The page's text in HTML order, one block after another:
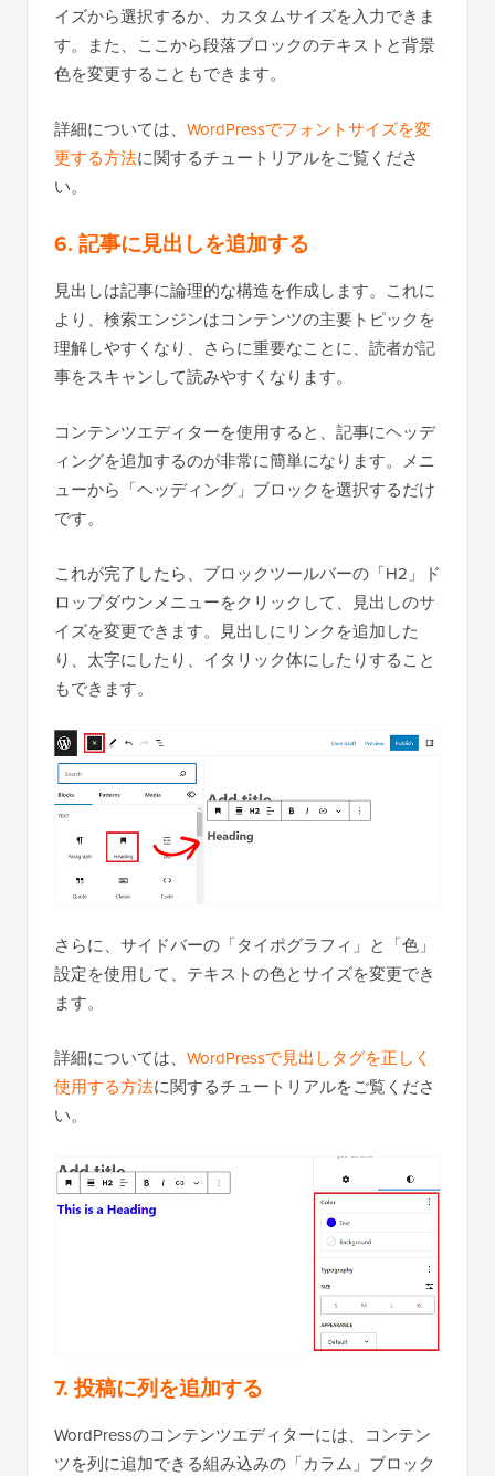
イズから選択するか、カスタムサイズを入力できま
す。また、ここから段落ブロックのテキストと背景
色を変更することもできます。
詳細については、 WordPressでフォントサイズを変
更する方法に関するチュートリアルをご覧くださ
い。
6. 記事に見出しを追加する
見出しは記事に論理的な構造を作成します。これに
より、検索エンジンはコンテンツの主要トピックを
理解しやすくなり、さらに重要なことに、読者が記
事をスキャンして読みやすくなります。
コンテンツエディターを使用すると、記事にヘッデ
ィングを追加するのが非常に簡単になります。メニ
ューから「ヘッディング」ブロックを選択するだけ
です。
これが完了したら、ブロックツールバーの「H2」ド
ロップダウンメニューをクリックして、見出しのサ
イズを変更できます。見出しにリンクを追加した
り、太字にしたり、イタリック体にしたりすること
もできます。
さらに、サイドバーの「タイポグラフィ」と「色」
設定を使用して、テキストの色とサイズを変更でき
ます。
詳細については、 WordPressで見出しタグを正しく
使用する方法に関するチュートリアルをご覧くださ
い。
7. 投稿に列を追加する
WordPressのコンテンツエディターには、コンテン
ツを列に追加できる組み込みの「カラム」ブロック